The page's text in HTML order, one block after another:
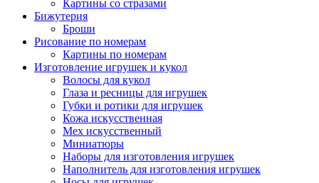
Картины co стразами
Бижутерия
Броши
Рисование по номерам
Картины по номерам
Изготовление игрушек и кукол
Волосы для кукол
Глаза и ресницы для игрушек
Губки и ротики для игрушек
Кожа искусственная
Мех искусственный
Миниатюры
Наборы для изготовления игрушек
Наполнитель для изготовления игрушек